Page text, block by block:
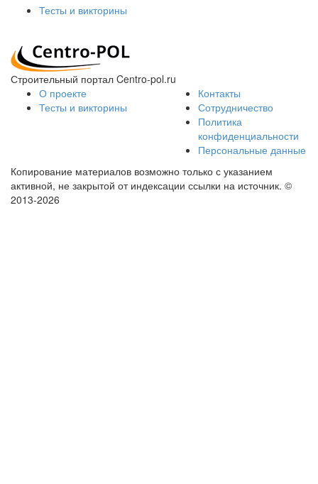
Тесты и викторины
Строительный портал Centro-pol.ru
О проекте
Тесты и викторины
Контакты
Сотрудничество
Политика
конфиденциальности
Персональные данные
Копирование материалов возможно только с указанием
активной, не закрытой от индексации ссылки на источник. ©
2013-2026